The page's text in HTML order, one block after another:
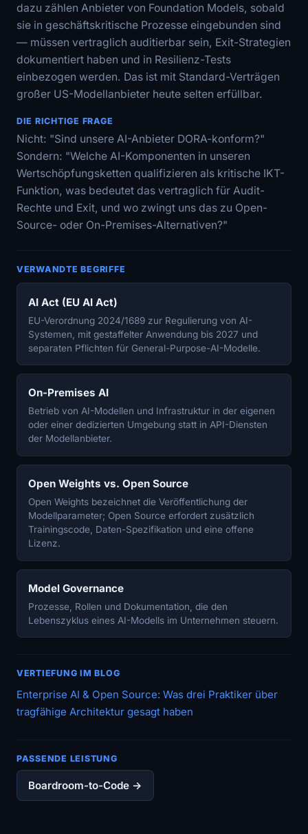
dazu zählen Anbieter von Foundation Models, sobald
sie in geschäftskritische Prozesse eingebunden sind
— müssen vertraglich auditierbar sein, Exit-Strategien
dokumentiert haben und in Resilienz-Tests
einbezogen werden. Das ist mit Standard-Verträgen
großer US-Modellanbieter heute selten erfüllbar.
DIE RICHTIGE FRAGE
Nicht: "Sind unsere AI-Anbieter DORA-konform?"
Sondern: "Welche AI-Komponenten in unseren
Wertschöpfungsketten qualifizieren als kritische IKT-
Funktion, was bedeutet das vertraglich für Audit-
Rechte und Exit, und wo zwingt uns das zu Open-
Source- oder On-Premises-Alternativen?"
VERWANDTE BEGRIFFE
AI Act (EU AI Act)
EU-Verordnung 2024/1689 zur Regulierung von AI-
Systemen, mit gestaffelter Anwendung bis 2027 und
separaten Pflichten für General-Purpose-AI-Modelle.
On-Premises AI
Betrieb von AI-Modellen und Infrastruktur in der eigenen
oder einer dedizierten Umgebung statt in API-Diensten
der Modellanbieter.
Open Weights vs. Open Source
Open Weights bezeichnet die Veröffentlichung der
Modellparameter; Open Source erfordert zusätzlich
Trainingscode, Daten-Spezifikation und eine offene
Lizenz.
Model Governance
Prozesse, Rollen und Dokumentation, die den
Lebenszyklus eines AI-Modells im Unternehmen steuern.
VERTIEFUNG IM BLOG
Enterprise AI & Open Source: Was drei Praktiker über
tragfähige Architektur gesagt haben
PASSENDE LEISTUNG
Boardroom-to-Code →